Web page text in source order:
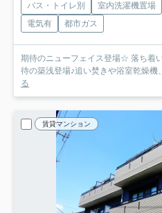
バス・トイレ別 室内洗濯機置場
電気有
都市ガス
期待のニューフェイス登場☆ 落ち着
待の築浅登場♪追い焚きや浴室乾燥機
る
賃貸マンション